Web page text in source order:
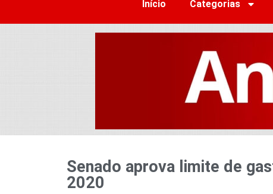
Início Categorias
Senado aprova limite de
2020